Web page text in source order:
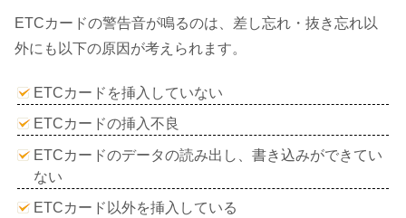
ETCカードの警告音が鳴るのは、差し忘れ・抜き忘れ以
外にも以下の原因が考えられます。
ETCカードを挿入していない
ETCカードの挿入不良
ETCカードのデータの読み出し、書き込みができてい
ない
ETCカード以外を挿入している